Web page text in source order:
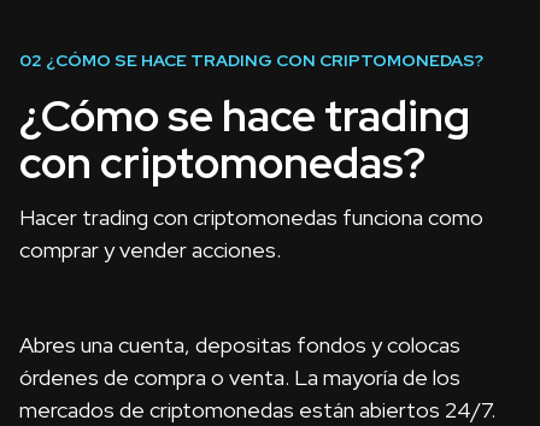
02 ¿CÓMO SE HACE TRADING CON CRIPTOMONEDAS?
¿Cómo se hace trading
con criptomonedas?
Hacer trading con criptomonedas funciona como
comprar y vender acciones.
Abres una cuenta, depositas fondos y colocas
órdenes de compra o venta. La mayoría de los
mercados de criptomonedas están abiertos 24/7.